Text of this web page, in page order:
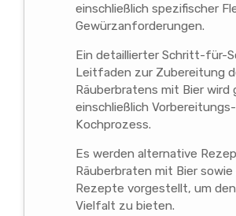
einschließlich spezifischer
Gewürzanforderungen.
Ein detaillierter Schritt-für-
Leitfaden zur Zubereitung
Räuberbratens mit Bier wird
einschließlich
Kochprozess.
Es werden alternative
Räuberbraten mit Bier sowie
Rezepte vorgestellt, um
Vielfalt zu bieten.